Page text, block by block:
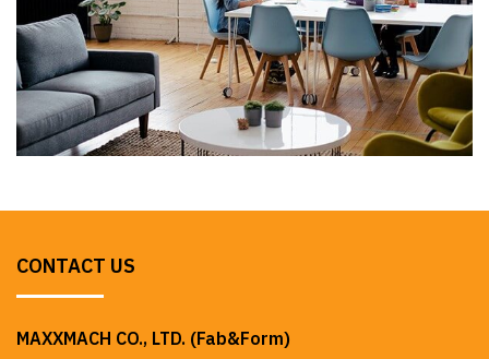
CONTACT US
MAXXMACH CO., LTD. (Fab&Form)